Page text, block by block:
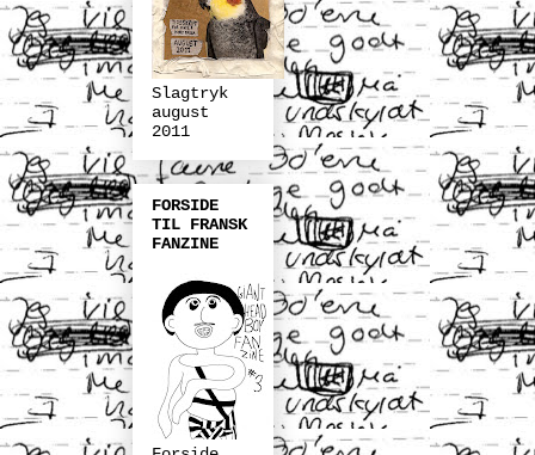
Slagtryk
august
2011
FORSIDE
TIL FRANSK
FANZINE